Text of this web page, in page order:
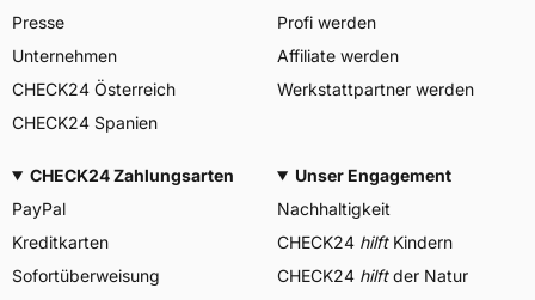
Presse
Unternehmen
CHECK24 Österreich
CHECK24 Spanien
Profi werden
Affiliate werden
Werkstattpartner werden
CHECK24 Zahlungsarten
PayPal
Kreditkarten
Sofortüberweisung
Unser Engagement
Nachhaltigkeit
CHECK24 hilftKindern
CHECK24 hilftder Natur